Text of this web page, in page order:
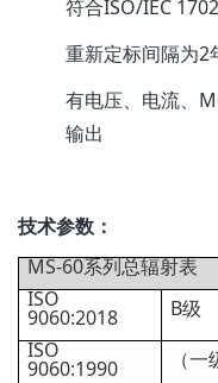
符合ISO/IEC
重新定标间隔为2
有电压、电流、
输出
技术参数：
MS-60系列总辐射表
ISO
9060:2018
B级
ISO
9060:1990
（一